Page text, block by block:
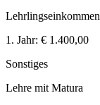
Lehrlingseinkommen
1. Jahr: € 1.400,00
Sonstiges
Lehre mit Matura